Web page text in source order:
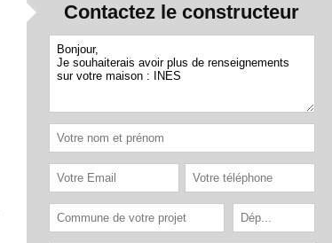
Contactez le constructeur